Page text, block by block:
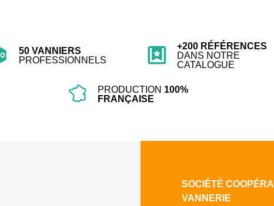
50 VANNIERS
PROFESSIONNELS
+200 RÉFÉRENCES
DANS NOTRE
CATALOGUE
PRODUCTION 100%
FRANÇAISE
SOCIÉTÉ
VANNERIE